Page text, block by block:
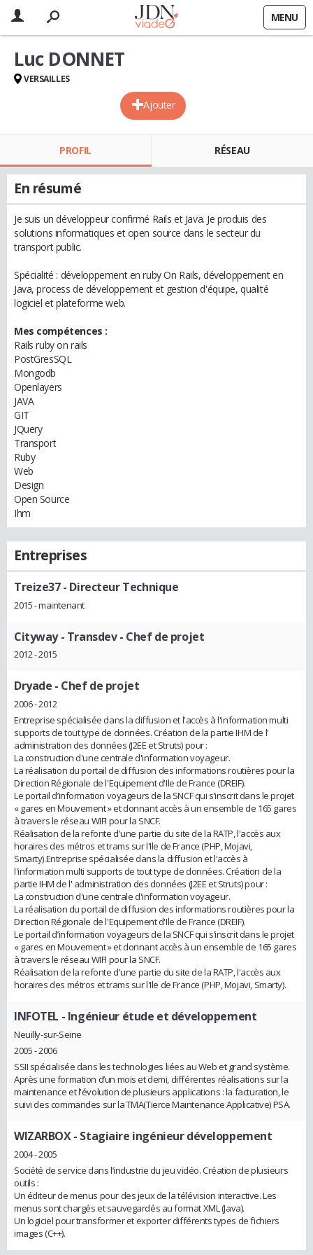
MENU
Ajouter
Luc DONNET
VERSAILLES
PROFIL RÉSEAU
En résumé
Je suis un développeur confirmé Rails et Java. Je produis des
solutions informatiques et open source dans le secteur du
transport public.
Spécialité : développement en ruby On Rails, développement en
Java, process de développement et gestion d'équipe, qualité
logiciel et plateforme web.
Mes compétences :
Rails ruby on rails
PostGresSQL
Mongodb
Openlayers
JAVA
GIT
JQuery
Transport
Ruby
Web
Design
Open Source
Ihm
Entreprises
Treize37- Directeur Technique
2015 - maintenant
Cityway - Transdev- Chef de projet
2012 - 2015
Dryade - Chef de projet
2006 - 2012
Entreprise spécialisée dans la diffusion et l'accès à l'information multi
supports de tout type de données. Création de la partie IHM de l'
administration des données (J2EE et Struts) pour :
La construction d'une centrale d'information voyageur.
La réalisation du portail de diffusion des informations routières pour la
Direction Régionale de l'Equipement d'Ile de France (DREIF).
Le portail d’information voyageurs de la SNCF qui s’inscrit dans le projet
« gares en Mouvement » et donnant accès à un ensemble de 165 gares
à travers le réseau WIFI pour la SNCF.
Réalisation de la refonte d'une partie du site de la RATP, l'accès aux
horaires des métros et trams sur l'Ile de France (PHP, Mojavi,
Smarty).Entreprise spécialisée dans la diffusion et l'accès à
l'information multi supports de tout type de données. Création de la
partie IHM de l' administration des données (J2EE et Struts) pour :
La construction d'une centrale d'information voyageur.
La réalisation du portail de diffusion des informations routières pour la
Direction Régionale de l'Equipement d'Ile de France (DREIF).
Le portail d’information voyageurs de la SNCF qui s’inscrit dans le projet
« gares en Mouvement » et donnant accès à un ensemble de 165 gares
à travers le réseau WIFI pour la SNCF.
Réalisation de la refonte d'une partie du site de la RATP, l'accès aux
horaires des métros et trams sur l'Ile de France (PHP, Mojavi, Smarty).
INFOTEL - Ingénieur étude et développement
Neuilly-sur-Seine
2005 - 2006
SSII spécialisée dans les technologies liées au Web et grand système.
Après une formation d’un mois et demi, différentes réalisations sur la
maintenance et l'évolution de plusieurs applications : la facturation, le
suivi des commandes sur la TMA(Tierce Maintenance Applicative) PSA.
WIZARBOX- Stagiaire ingénieur développement
2004 - 2005
Société de service dans l’industrie du jeu vidéo. Création de plusieurs
outils :
Un éditeur de menus pour des jeux de la télévision interactive. Les
menus sont chargés et sauvegardés au format XML (Java).
Un logiciel pour transformer et exporter différents types de fichiers
images (C++).